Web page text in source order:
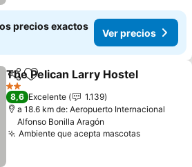
precios exactos
Ver precios
Compartir
Agregar a favoritos
The Pelican Larry Hostel
2 Estrellas
8,6 Excelente
1.139
a 18.6 km de: Aeropuerto Internacional
Alfonso Bonilla Aragón
Ambiente que acepta mascotas